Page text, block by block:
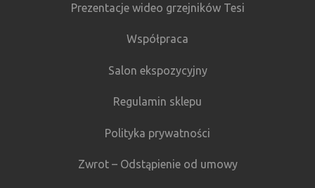
Prezentacje wideo grzejników Tesi
Współpraca
Salon ekspozycyjny
Regulamin sklepu
Polityka prywatności
Zwrot – Odstąpienie od umowy